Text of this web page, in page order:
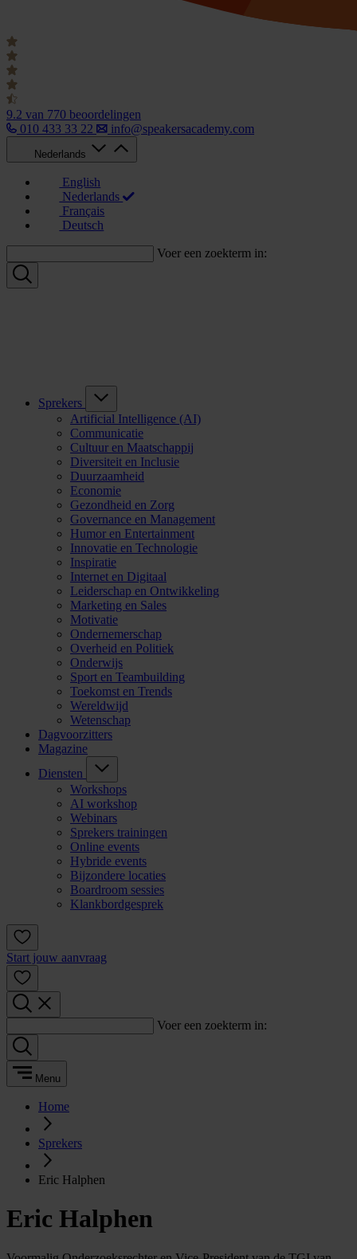
9.2 van 770 beoordelingen
010 433 33 22
info@speakersacademy.com
Nederlands
English
Nederlands
Français
Deutsch
Voer een zoekterm in:
Sprekers
Artificial Intelligence (AI)
Communicatie
Cultuur en Maatschappij
Diversiteit en Inclusie
Duurzaamheid
Economie
Gezondheid en Zorg
Governance en Management
Humor en Entertainment
Innovatie en Technologie
Inspiratie
Internet en Digitaal
Leiderschap en Ontwikkeling
Marketing en Sales
Motivatie
Ondernemerschap
Overheid en Politiek
Onderwijs
Sport en Teambuilding
Toekomst en Trends
Wereldwijd
Wetenschap
Dagvoorzitters
Magazine
Diensten
Workshops
AI workshop
Webinars
Sprekers trainingen
Online events
Hybride events
Bijzondere locaties
Boardroom sessies
Klankbordgesprek
Start jouw aanvraag
Voer een zoekterm in:
Menu
Home
Sprekers
Eric Halphen
Eric Halphen